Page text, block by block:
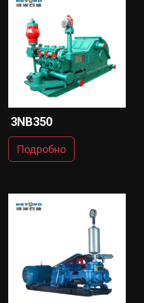
3NB350
Подробно